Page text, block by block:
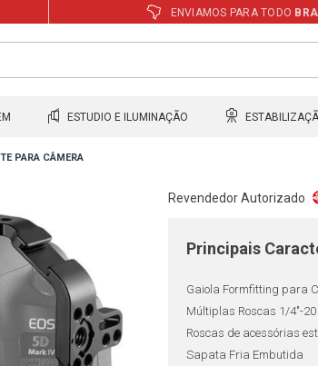
ENVIAMOS PARA TODO
ESTUDIO E ILUMINAÇÃO
PARA CÂMERA
Revendedor Autorizado
Principais
Gaiola Formfitting para
Múltiplas Roscas 1/4"-20
Roscas de acessórias
Sapata Fria Embutida